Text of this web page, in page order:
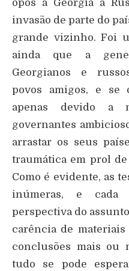
opôs a Geórgia à
invasão de parte do
grande vizinho. Foi
ainda que a
Georgianos e
povos amigos, e se
apenas devido a
governantes
arrastar os seus
traumática em prol
Como é evidente, as
inúmeras, e
perspectiva do
carência de
conclusões mais ou
tudo se pode